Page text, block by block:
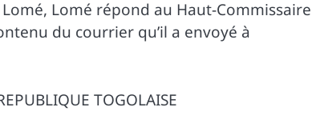
Lomé répond au Haut-Commissaire
du courrier qu’il a envoyé à
TOGOLAISE